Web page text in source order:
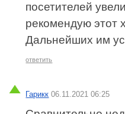
посетителей
рекомендую этот
Дальнейших им
ответить
Гарикк 06.11.2021 06:25